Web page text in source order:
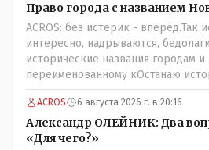
Право города с названием
ACROS: без истерик - вперёд.Так
интересно, надрываются,
исторические названия городам
переименованному кОстанаю
для этого же эти она.. ономасты
тоже двойной стандарт есть?
ACROS 6 августа 2026 г. в 20:16
Александр ОЛЕЙНИК: Два
«Для чего?»